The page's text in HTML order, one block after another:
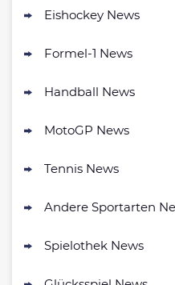
500 %
200% bis zu 50€
Eishockey News
Formel-1 News
Handball News
MotoGP News
Tennis News
Andere Sportarten
Spielothek News